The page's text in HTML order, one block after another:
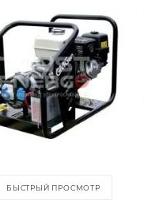
БЫСТРЫЙ ПРОСМОТР